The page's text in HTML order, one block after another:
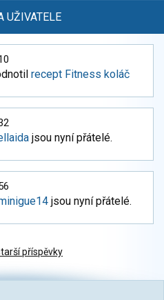
UŽIVATELE
recept Fitness koláč
jsou nyní přátelé.
jsou nyní přátelé.
příspěvky